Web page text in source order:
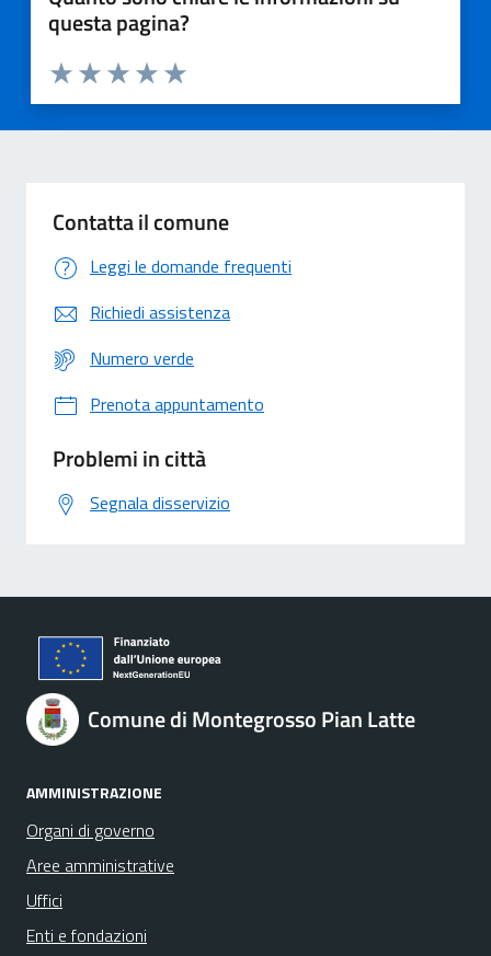
questa pagina?
Valuta 5 stelle su 5
Valuta 4 stelle su 5
Valuta 3 stelle su 5
Valuta 2 stelle su 5
Valuta 1 stelle su 5
Contatta il comune
Leggi le domande frequenti
Richiedi assistenza
Numero verde
Prenota appuntamento
Problemi in città
Segnala disservizio
Comune di Montegrosso Pian Latte
AMMINISTRAZIONE
Organi di governo
Aree amministrative
Uffici
Enti e fondazioni